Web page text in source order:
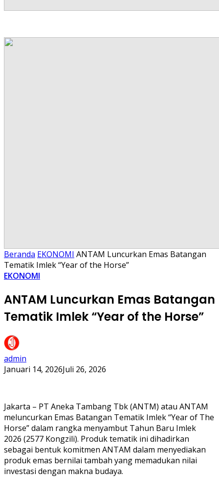
Beranda EKONOMI ANTAM Luncurkan Emas Batangan
Tematik Imlek “Year of the Horse”
EKONOMI
ANTAM Luncurkan Emas Batangan
Tematik Imlek “Year of the Horse”
admin
Januari 14, 2026Juli 26, 2026
Jakarta – PT Aneka Tambang Tbk (ANTM) atau ANTAM
meluncurkan Emas Batangan Tematik Imlek “Year of The
Horse” dalam rangka menyambut Tahun Baru Imlek
2026 (2577 Kongzili). Produk tematik ini dihadirkan
sebagai bentuk komitmen ANTAM dalam menyediakan
produk emas bernilai tambah yang memadukan nilai
investasi dengan makna budaya.